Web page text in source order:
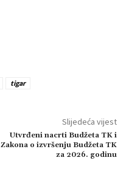
tigar
Slijedeća vijest
Utvrđeni nacrti Budžeta TK i
Zakona o izvršenju Budžeta TK
za 2026. godinu